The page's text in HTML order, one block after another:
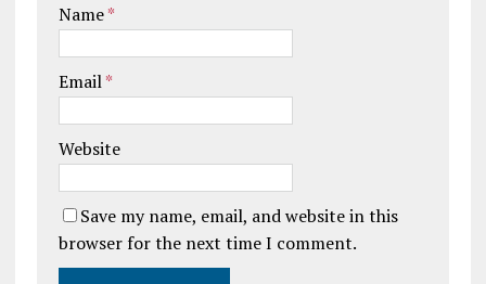
Name*
Email*
Website
Save my name, email, and website in this
browser for the next time I comment.